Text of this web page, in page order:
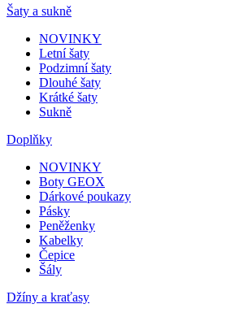
Šaty a sukně
NOVINKY
Letní šaty
Podzimní šaty
Dlouhé šaty
Krátké šaty
Sukně
Doplňky
NOVINKY
Boty GEOX
Dárkové poukazy
Pásky
Peněženky
Kabelky
Čepice
Šály
Džíny a kraťasy